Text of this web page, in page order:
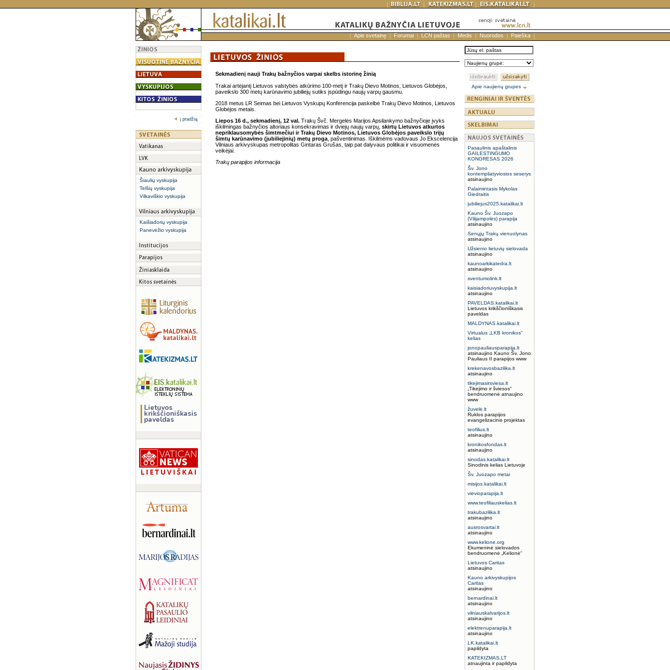
Apie svetainę Forumai LCN paštas Medis Nuorodos Paieška
į pradžią
Šiaulių vyskupija
Telšių vyskupija
Vilkaviškio vyskupija
Kaišiadorių vyskupija
Panevėžio vyskupija
Sekmadienį nauji Trakų bažnyčios varpai skelbs istorinę žinią
Trakai artėjantį Lietuvos valstybės atkūrimo 100-metį ir Trakų Dievo Motinos, Lietuvos Globėjos,
paveikslo 300 metų karūnavimo jubiliejų sutiks įspūdingu naujų varpų gausmu.
2018 metus LR Seimas bei Lietuvos Vyskupų Konferencija paskelbė Trakų Dievo Motinos, Lietuvos
Globėjos metais.
Liepos 16 d., sekmadienį, 12 val. Trakų Švč. Mergelės Marijos Apsilankymo bažnyčioje įvyks
iškilmingas bažnyčios altoriaus konsekravimas ir dviejų naujų varpų, skirtų Lietuvos atkurtos
nepriklausomybės šimtmečiui ir Trakų Dievo Motinos, Lietuvos Globėjos paveikslo trijų
šimtų karūnavimo (jubiliejinių) metų proga , pašventinimas. Iškilmėms vadovaus Jo Ekscelencija
Vilniaus arkivyskupas metropolitas Gintaras Grušas, taip pat dalyvaus politikai ir visuomenės
veikėjai.
Trakų parapijos informacija
Apie naujienų grupes
Pasaulinis apaštalinis
GAILESTINGUMO
KONGRESAS 2026
Šv. Jono
kontempliatyviosios seserys
atsinaujino
Palaimintasis Mykolas
Giedraitis
jubiliejus2025.katalikai.lt
Kauno Šv. Juozapo
(Vilijampolės) parapija
atsinaujino
Senųjų Trakų vienuolynas
atsinaujino
Užsienio lietuvių sielovada
atsinaujino
kaunoarkikatedra.lt
atsinaujino
sventumolink.lt
kaisiadoriuvyskupija.lt
atsinaujino
PAVELDAS.katalikai.lt
Lietuvos krikščioniškasis
paveldas
MALDYNAS.katalikai.lt
Virtualus „LKB kronikos“
kelias
jonopauliausparapija.lt
atsinaujino Kauno Šv. Jono
Pauliaus II parapijos www
krekenavosbazilika.lt
atsinaujino
tikejimasirsviesa.lt
„Tikėjimo ir šviesos“
bendruomenė atnaujino
www
žuvelė.lt
Ruklos parapijos
evangelizacinis projektas
teofilius.lt
atsinaujino
kronikosfondas.lt
atsinaujino
sinodas.katalikai.lt
Sinodinis kelias Lietuvoje
Šv. Juozapo metai
misijos.katalikai.lt
vievioparapija.lt
www.teofiliauskelias.lt
trakubazilika.lt
atsinaujino
ausrosvartai.lt
atsinaujino
www.kelione.org
Ekumeninė sielovados
bendruomenė „Kelionė“
Lietuvos Caritas
atsinaujino
Kauno arkivyskupijos
Caritas
atsinaujino
bernardinai.lt
atsinaujino
vilniauskalvarijos.lt
atsinaujino
elektrenuparapija.lt
atsinaujino
LK.katalikai.lt
papildyta
KATEKIZMAS.LT
atnaujinta ir papildyta